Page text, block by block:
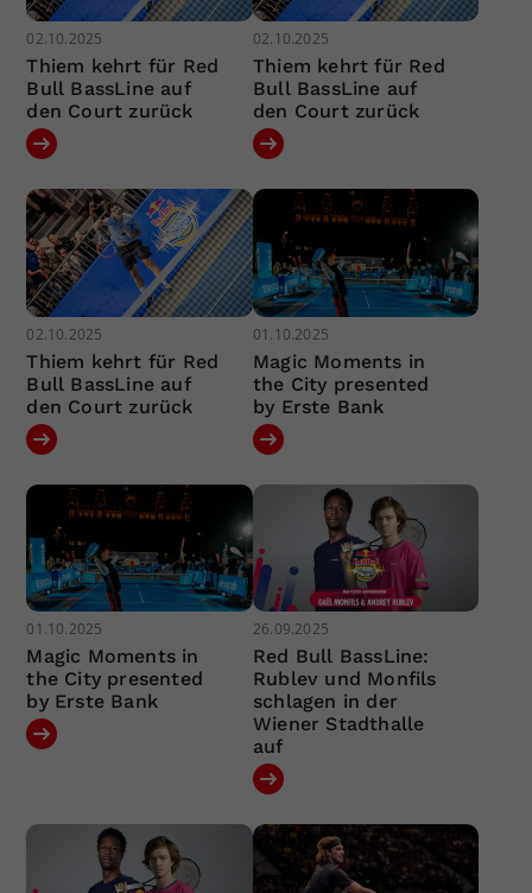
02.10.2025
Thiem kehrt für Red
Bull BassLine auf
den Court zurück
02.10.2025
Thiem kehrt für Red
Bull BassLine auf
den Court zurück
02.10.2025
Thiem kehrt für Red
Bull BassLine auf
den Court zurück
01.10.2025
Magic Moments in
the City presented
by Erste Bank
01.10.2025
Magic Moments in
the City presented
by Erste Bank
26.09.2025
Red Bull BassLine:
Rublev und Monfils
schlagen in der
Wiener Stadthalle
auf